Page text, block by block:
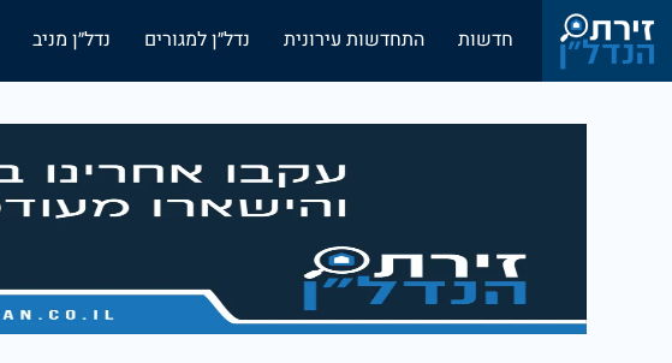
חדשות התחדשות עירונית נדל״ן למגורים נדל״ן מניב